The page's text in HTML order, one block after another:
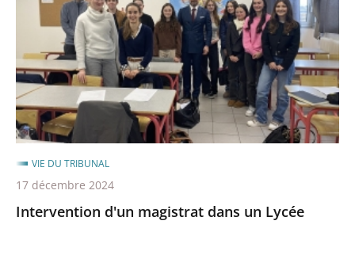
Intervention d'un magistrat dans un Lycée
VIE DU TRIBUNAL
17 décembre 2024